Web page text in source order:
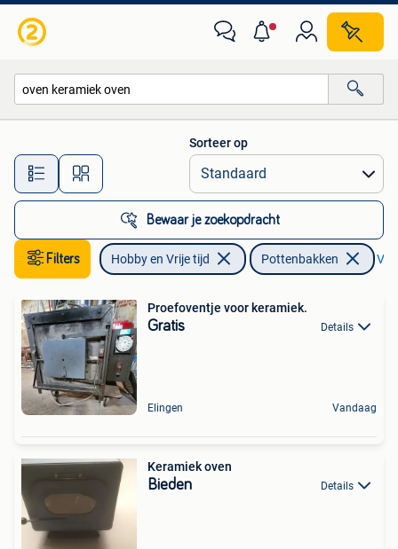
Alle afstanden…
Sorteer op
Bewaar je zoekopdracht
Filters Hobby en Vrije tijd Pottenbakken
Proefoventje voor keramiek.
Gratis Details
Elingen Vandaag
Keramiek oven
Bieden Details